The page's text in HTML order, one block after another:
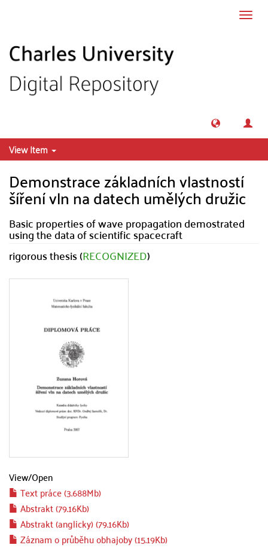
View Item
Demonstrace základních vlastností
šíření vln na datech umělých družic
Basic properties of wave propagation demostrated
using the data of scientific spacecraft
rigorous thesis (RECOGNIZED)
View/Open
Text práce (3.688Mb)
Abstrakt (79.16Kb)
Abstrakt (anglicky) (79.16Kb)
Záznam o průběhu obhajoby (15.19Kb)